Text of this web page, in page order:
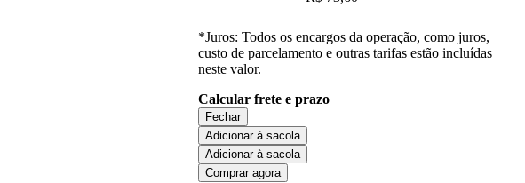
*Juros: Todos os encargos da operação, como juros,
custo de parcelamento e outras tarifas estão incluídas
neste valor.
Calcular frete e prazo
Fechar
Adicionar à sacola
Adicionar à sacola
Comprar agora